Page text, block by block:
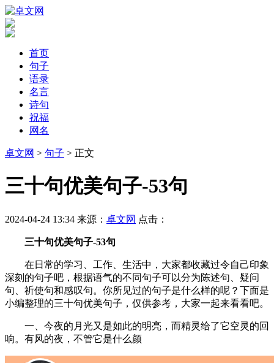
首页
句子
语录
名言
诗句
祝福
网名
卓文网 > 句子 > 正文
​三十句优美句子-53句
2024-04-24 13:34 来源： 卓文网 点击：
三十句优美句子-53句
在日常的学习、工作、生活中，大家都收藏过令自己印象
深刻的句子吧，根据语气的不同句子可以分为陈述句、疑问
句、祈使句和感叹句。你所见过的句子是什么样的呢？下面是
小编整理的三十句优美句子，仅供参考，大家一起来看看吧。
一、今夜的月光又是如此的明亮，而精灵给了它空灵的回
响。有风的夜，不管它是什么颜